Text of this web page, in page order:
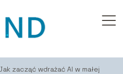
zacząć wdrażać AI w małej